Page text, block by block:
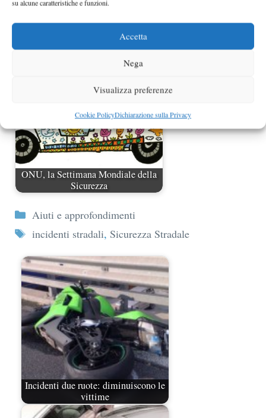
su alcune caratteristiche e funzioni.
Accetta
Nega
Visualizza preferenze
Cookie PolicyDichiarazione sulla Privacy
Papa Francesco parla di sicurezza
ONU, la Settimana Mondiale della
Sicurezza
Categorie
Aiuti e approfondimenti
Tag
incidenti stradali, Sicurezza Stradale
Incidenti due ruote: diminuiscono le
vittime